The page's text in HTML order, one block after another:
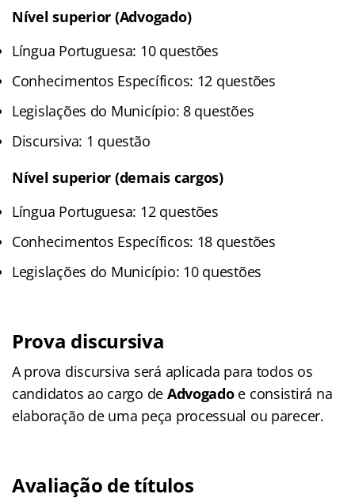
Nível superior (Advogado)
Língua Portuguesa: 10 questões
Conhecimentos Específicos: 12 questões
Legislações do Município: 8 questões
Discursiva: 1 questão
Nível superior (demais cargos)
Língua Portuguesa: 12 questões
Conhecimentos Específicos: 18 questões
Legislações do Município: 10 questões
Prova discursiva
A prova discursiva será aplicada para todos os
candidatos ao cargo de Advogadoe consistirá na
elaboração de uma peça processual ou parecer.
Avaliação de títulos